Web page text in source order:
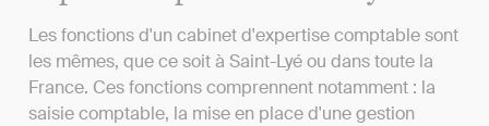
Les fonctions d'un cabinet d'expertise comptable sont
les mêmes, que ce soit à Saint-Lyé ou dans toute la
France. Ces fonctions comprennent notamment : la
saisie comptable, la mise en place d'une gestion